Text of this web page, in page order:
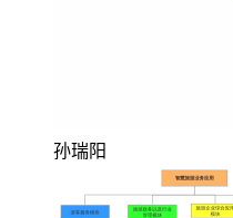
孙瑞阳